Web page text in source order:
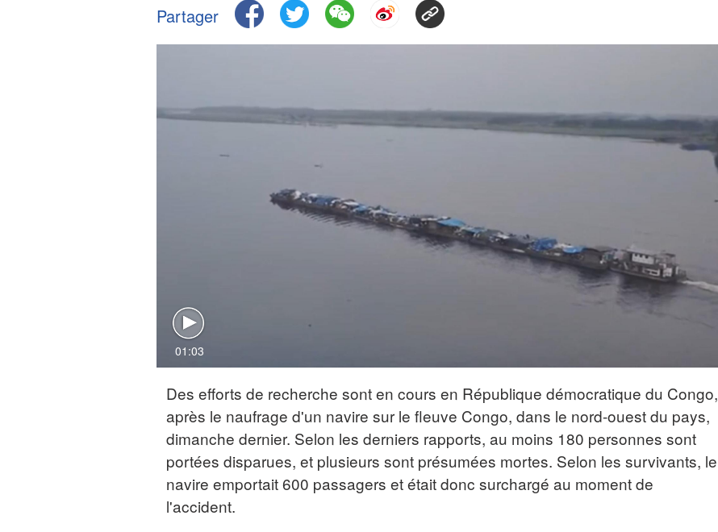
Partager
01:03
Des efforts de recherche sont en cours en République démocratique du Congo,
après le naufrage d'un navire sur le fleuve Congo, dans le nord-ouest du pays,
dimanche dernier. Selon les derniers rapports, au moins 180 personnes sont
portées disparues, et plusieurs sont présumées mortes. Selon les survivants, le
navire emportait 600 passagers et était donc surchargé au moment de
l'accident.